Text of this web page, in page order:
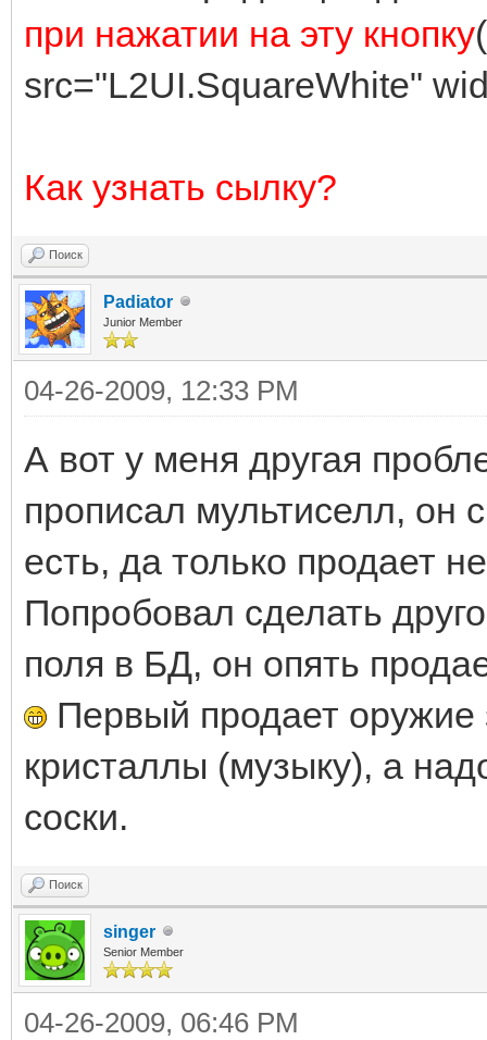
при нажатии на эту кнопку
src="L2UI.SquareWhite"
Как узнать сылку?
Поиск
Padiator
Junior Member
04-26-2009, 12:33 PM
А вот у меня другая
прописал мультиселл, он
есть, да только продает
Попробовал сделать
поля в БД, он опять
Первый продает оружие
кристаллы (музыку), а
соски.
Поиск
singer
Senior Member
04-26-2009, 06:46 PM